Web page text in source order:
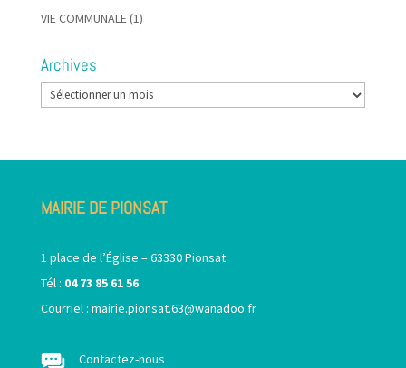
VIE COMMUNALE(1)
Archives
Archives
MAIRIE DE PIONSAT
1 place de l’Église – 63330 Pionsat
Tél : 04 73 85 61 56
Courriel : mairie.pionsat.63@wanadoo.fr
Contactez-nous